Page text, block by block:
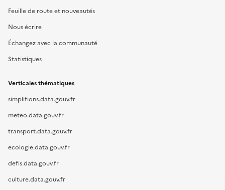
Feuille de route et nouveautés
Nous écrire
Échangez avec la communauté
Statistiques
Verticales thématiques
simplifions.data.gouv.fr
meteo.data.gouv.fr
transport.data.gouv.fr
ecologie.data.gouv.fr
defis.data.gouv.fr
culture.data.gouv.fr